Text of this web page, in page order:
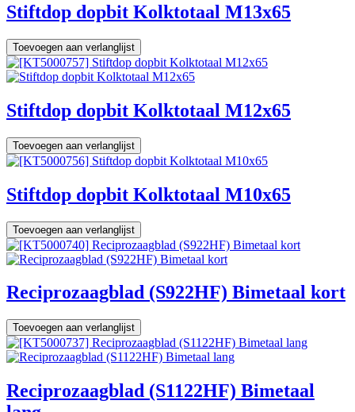
Stiftdop dopbit Kolktotaal M13x65
Toevoegen aan verlanglijst
Stiftdop dopbit Kolktotaal M12x65
Toevoegen aan verlanglijst
Stiftdop dopbit Kolktotaal M10x65
Toevoegen aan verlanglijst
Reciprozaagblad (S922HF) Bimetaal kort
Toevoegen aan verlanglijst
Reciprozaagblad (S1122HF) Bimetaal